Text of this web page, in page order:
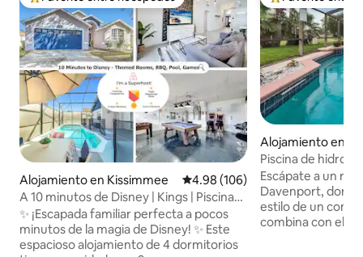
Favorito entre huéspedes preferido
Alojamiento en Kissimmee Calificación promedio: 4.98 de
4.98 (106)
A 10 minutos de Disney | Kings | Piscina
climatizada | Juegos
✨ ¡Escapada familiar perfecta a pocos
minutos de la magia de Disney! ✨ Este
espacioso alojamiento de 4 dormitorios
Favorito entre
Alojamiento en
Piscina de
entretenimiento
Retreat
Escápate a un
Davenport, donde
estilo de un
combina con el